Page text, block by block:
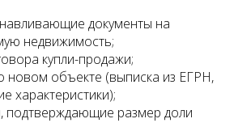
документы на
недвижимость;
купли-продажи;
новом объекте (выписка из ЕГРН,
характеристики);
подтверждающие размер доли